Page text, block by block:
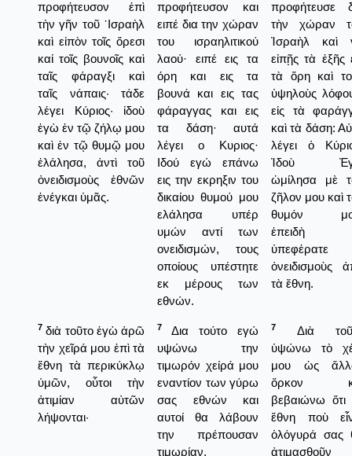
προφήτευσον ἐπὶ
τὴν γῆν τοῦ ᾿Ισραὴλ
καὶ εἰπὸν τοῖς ὄρεσι
καί τοῖς βουνοῖς καὶ
ταῖς φάραγξι καὶ
ταῖς νάπαις· τάδε
λέγει Κύριος· ἰδοὺ
ἐγὼ ἐν τῷ ζήλῳ μου
καὶ ἐν τῷ θυμῷ μου
ἐλάλησα, ἀντὶ τοῦ
ὀνειδισμοὺς ἐθνῶν
ἐνέγκαι ὑμᾶς.
προφήτευσον και
ειπέ δια την χώραν
του ισραηλιτικού
λαού· ειπέ εις τα
όρη και εις τα
βουνά και εις τας
φάραγγας και εις
τα δάση· αυτά
λέγει ο Κυριος·
Ιδού εγώ επάνω
εις την εκρηξιν του
δικαίου θυμού μου
ελάλησα υπέρ
υμών αντί των
ονειδισμών, τους
οποίους υπέστητε
εκ μέρους των
εθνών.
προφήτευσε
τὴν χώραν
Ἰσραὴλ καὶ
εἰπῇς τὰ ἑξῆς
τὰ ὅρη καὶ
ὑψηλοὺς
εἰς τὰ
καὶ τὰ δάση:
λέγει ὁ
Ἰδοὺ
ὡμίλησα μὲ
ζῆλον μου καὶ
θυμόν
ἐπειδὴ
ὑπεφέρατε
ὀνειδισμοὺς
τὰ ἔθνη.
7 διὰ τοῦτο ἐγὼ ἀρῶ
τὴν χεῖρά μου ἐπὶ τὰ
ἔθνη τὰ περικύκλῳ
ὑμῶν, οὗτοι τὴν
ἀτιμίαν αὐτῶν
λήψονται·
7
Δια τούτο εγώ
υψώνω την
τιμωρόν χείρά μου
εναντίον των γύρω
σας εθνών και
αυτοί θα λάβουν
την πρέπουσαν
τιμωρίαν,
7
Διὰ
ὑψώνω τὸ
μου ὡς
ὅρκον
βεβαιώνω ὅτι
ἔθνη ποὺ
ὁλόγυρά σας
ἀτιμασθοῦν